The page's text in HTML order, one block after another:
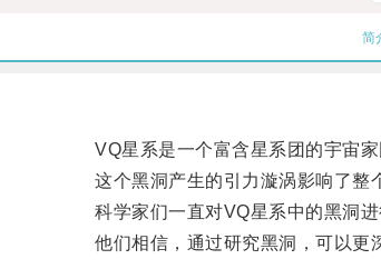
简
VQ星系是一个富含星系团的宇宙家
这个黑洞产生的引力漩涡影响了整
科学家们一直对VQ星系中的黑洞进
他们相信，通过研究黑洞，可以更